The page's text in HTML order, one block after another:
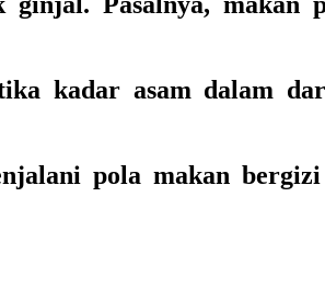
kadar asam dalam
pola makan bergizi